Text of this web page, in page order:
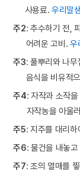
사용료. 우리말샘
주2: 추수하기 전,
어려운 고비. 우
주3: 풀뿌리와 나
음식을 비유적
주4: 자작과 소작
자작농을 아울
주5: 지주를 대리
주6: 물건을 내놓
주7: 조의 열매를